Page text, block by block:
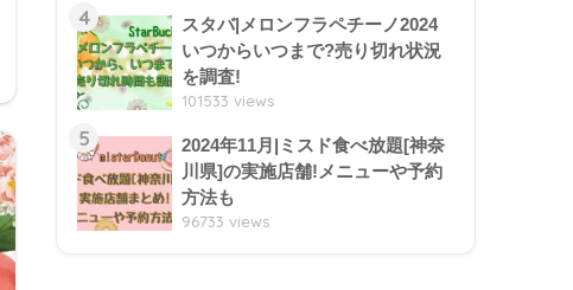
4
スタバ|メロンフラペチーノ2024
いつからいつまで?売り切れ状況
を調査!
101533 views
5
2024年11月|ミスド食べ放題[神奈
川県]の実施店舗!メニューや予約
方法も
96733 views